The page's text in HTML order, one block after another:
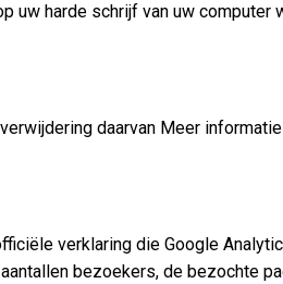
uw harde schrijf van uw
daarvan Meer
verklaring die Google
bezoekers, de bezochte